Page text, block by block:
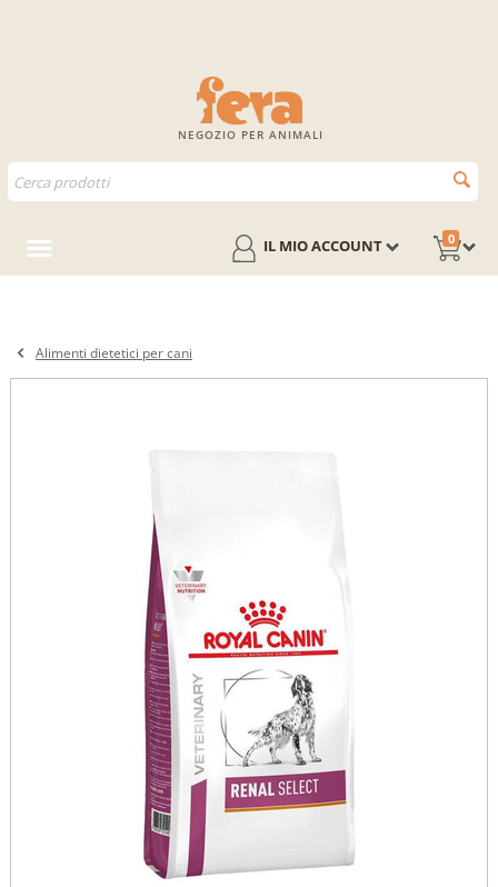
NEGOZIO PER ANIMALI
0
IL MIO ACCOUNT
Alimenti dietetici per cani